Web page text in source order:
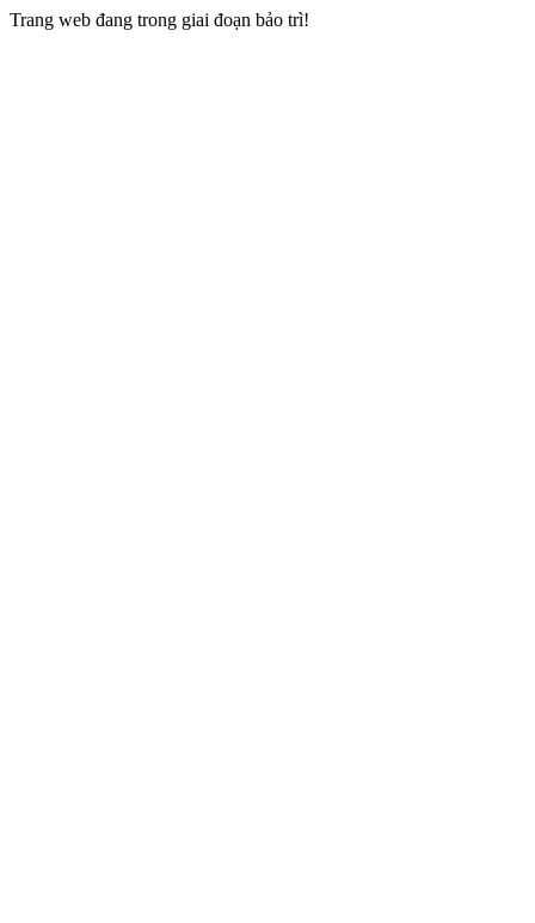
Trang web đang trong giai đoạn bảo trì!